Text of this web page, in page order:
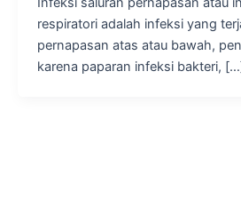
respiratori adalah infeksi yang
pernapasan atas atau bawah,
karena paparan infeksi bakteri,